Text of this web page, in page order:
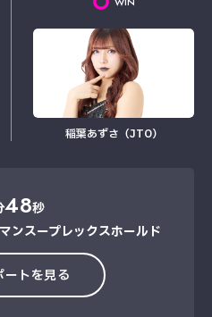
稲葉あずさ（JTO）
48秒
ンスープレックスホールド
ートを見る